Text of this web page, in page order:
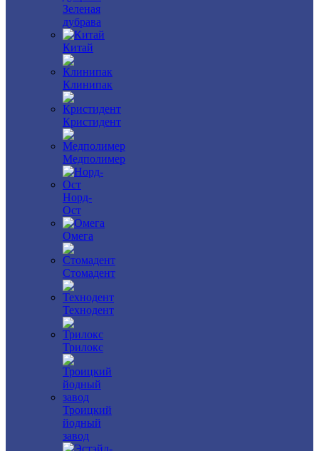
Зеленая
дубрава
Китай
Клинипак
Кристидент
Медполимер
Норд-
Ост
Омега
Стомадент
Технодент
Трилокс
Троицкий
йодный
завод